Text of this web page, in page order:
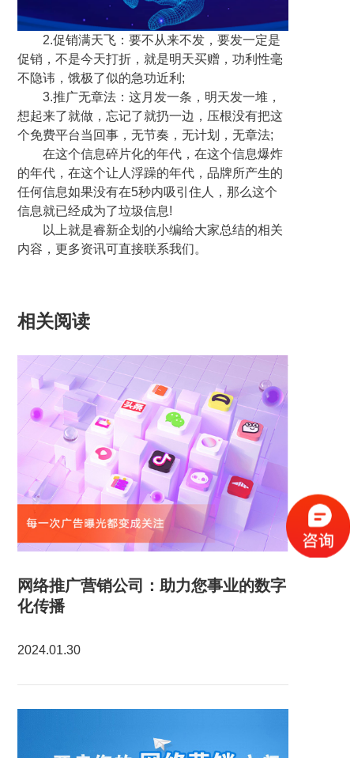
2.促销满天飞：要不从来不发，要发一定是
促销，不是今天打折，就是明天买赠，功利性毫
不隐讳，饿极了似的急功近利;
3.推广无章法：这月发一条，明天发一堆，
想起来了就做，忘记了就扔一边，压根没有把这
个免费平台当回事，无节奏，无计划，无章法;
在这个信息碎片化的年代，在这个信息爆炸
的年代，在这个让人浮躁的年代，品牌所产生的
任何信息如果没有在5秒内吸引住人，那么这个
信息就已经成为了垃圾信息!
以上就是睿新企划的小编给大家总结的相关
内容，更多资讯可直接联系我们。
相关阅读
网络推广营销公司：助力您事业的数字
化传播
2024.01.30